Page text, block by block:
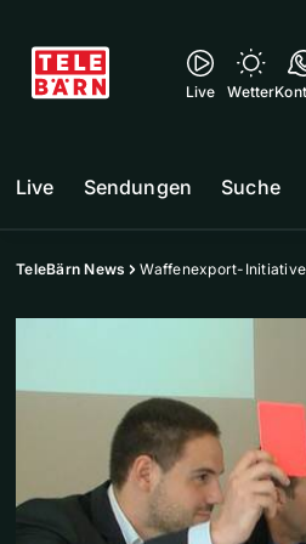
Live Wetter
Live Sendungen Suche
TeleBärn News Waffenexport-